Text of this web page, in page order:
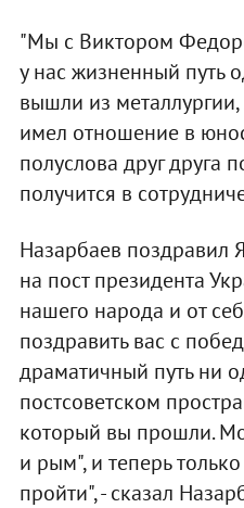
"Мы с Виктором
у нас жизненный путь
вышли из
имел отношение в
полуслова друг друга
получится в
Назарбаев поздравил
на пост президента
нашего народа и от
поздравить вас с
драматичный путь ни
постсоветском
который вы прошли.
и рым", и теперь
пройти", - сказал